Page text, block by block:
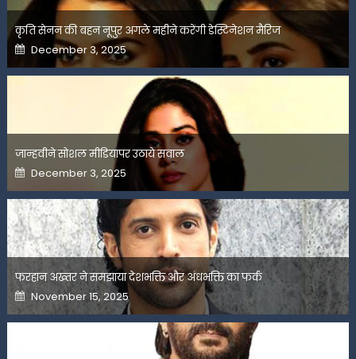
कृति सेनन की बहन नूपुर अगले महीने करेंगी डेस्टिनेशन मैरिज
Posted
on
December 3, 2025
जान्हवीने सोशल मीडियापर उठाये सवाल
Posted
on
December 3, 2025
फरहान अख्तर ने समझाया देशभक्ति और अंधभक्ति का फर्क
Posted
on
November 15, 2025